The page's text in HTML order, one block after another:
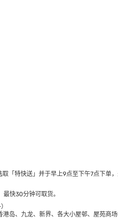
「特快送」并于早上9点至下午7点下单，
快30分钟可取货。
岛、九龙、新界、各大小屋邨、屋苑商场